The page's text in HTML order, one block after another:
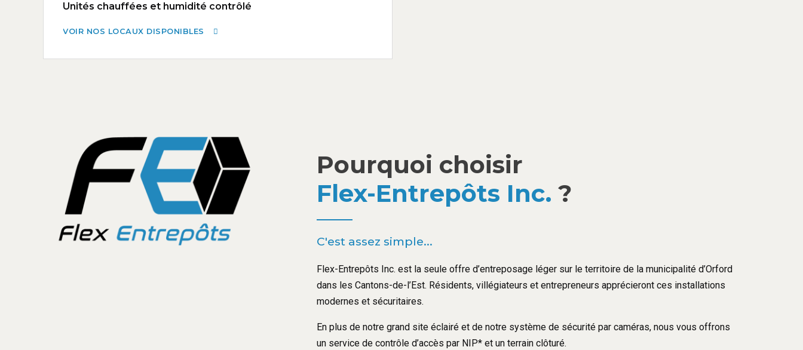
Unités chauffées et humidité contrôlé
VOIR NOS LOCAUX DISPONIBLES
Pourquoi choisir
Flex-Entrepôts Inc. ?
C'est assez simple...
Flex-Entrepôts Inc. est la seule offre d’entreposage léger sur le territoire de la municipalité d’Orford
dans les Cantons-de-l’Est. Résidents, villégiateurs et entrepreneurs apprécieront ces installations
modernes et sécuritaires.
En plus de notre grand site éclairé et de notre système de sécurité par caméras, nous vous offrons
un service de contrôle d’accès par NIP* et un terrain clôturé.